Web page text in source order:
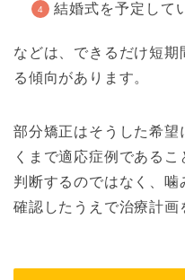
結婚式を予定して
などは、できるだけ短期
る傾向があります。
部分矯正はそうした希望
くまで適応症例である
判断するのではなく、
確認したうえで治療計画